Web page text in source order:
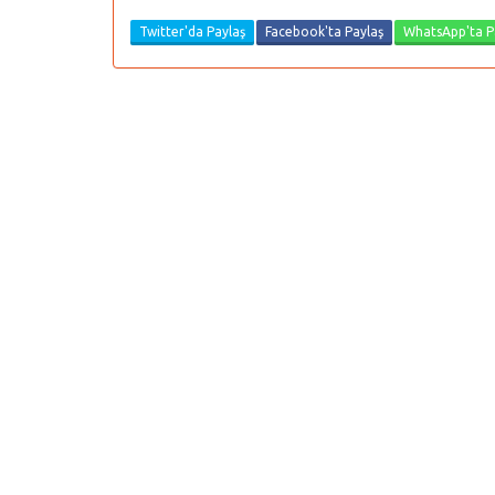
Twitter'da Paylaş Facebook'ta Paylaş WhatsApp'ta